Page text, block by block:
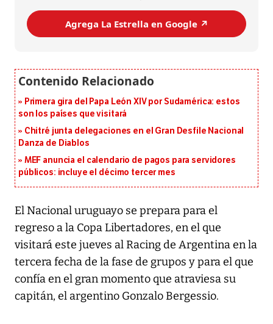
Agrega La Estrella en Google ↗️
Primera gira del Papa León XIV por Sudamérica: estos
son los países que visitará
Chitré junta delegaciones en el Gran Desfile Nacional
Danza de Diablos
MEF anuncia el calendario de pagos para servidores
públicos: incluye el décimo tercer mes
El Nacional uruguayo se prepara para el
regreso a la Copa Libertadores, en el que
visitará este jueves al Racing de Argentina en la
tercera fecha de la fase de grupos y para el que
confía en el gran momento que atraviesa su
capitán, el argentino Gonzalo Bergessio.